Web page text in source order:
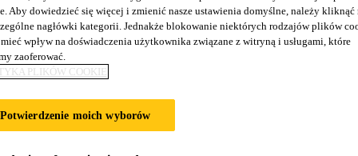
wytrzymałości początkowej do klejenia
typu Hot Melt, który utwardza się pod wpływem
Aby dowiedzieć się więcej i zmienić nasze ustawienia domyślne, należy kliknąć
nagłówki kategorii. Jednakże blokowanie niektórych rodzajów plików
wpływ na doświadczenia użytkownika związane z witryną i usługami, które
zaoferować.
PLIKÓW COOKIE
Potwierdzenie moich wyborów